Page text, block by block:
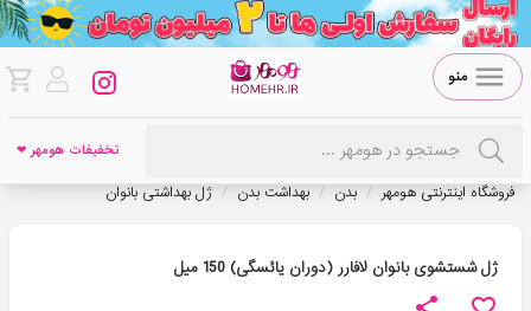
منو
تخفیفات هومهر ❤
فروشگاه اینترنتی هومهر / بدن / بهداشت بدن / ژل بهداشتی بانوان
ژل شستشوی بانوان لافارر (دوران یائسگی) 150 میل